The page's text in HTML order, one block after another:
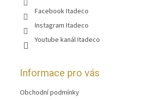
Facebook Itadeco
Instagram Itadeco
Youtube kanál Itadeco
Informace pro vás
Obchodní podmínky